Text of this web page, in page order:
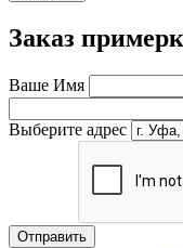
Заказ
Ваше Имя
Выберите адрес
Отправить